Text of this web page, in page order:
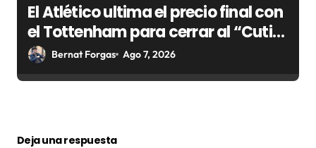
El Atlético ultima el precio final con
el Tottenham para cerrar al “Cuti”
Romero
Bernat Forgas Ago 7, 2026
Deja una respuesta